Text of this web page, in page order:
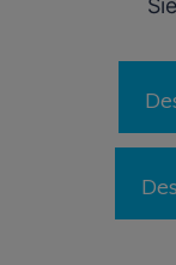
Soluciones de
Escenarios de
Experto en
Historias de